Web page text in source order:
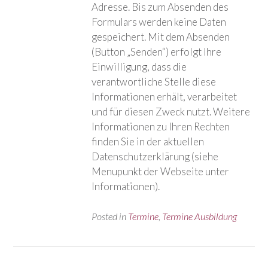
Adresse. Bis zum Absenden des
Formulars werden keine Daten
gespeichert. Mit dem Absenden
(Button „Senden“) erfolgt Ihre
Einwilligung, dass die
verantwortliche Stelle diese
Informationen erhält, verarbeitet
und für diesen Zweck nutzt. Weitere
Informationen zu Ihren Rechten
finden Sie in der aktuellen
Datenschutzerklärung (siehe
Menupunkt der Webseite unter
Informationen).
Posted in Termine Termine Ausbildung